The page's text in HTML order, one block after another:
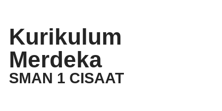
Kurikulum
Merdeka
SMAN 1 CISAAT